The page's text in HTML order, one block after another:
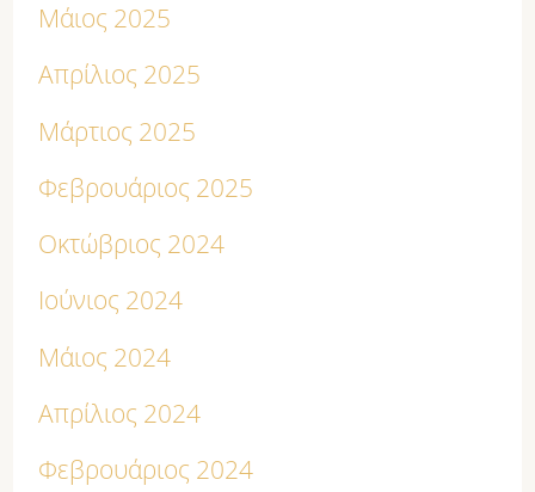
Μάιος 2025
Απρίλιος 2025
Μάρτιος 2025
Φεβρουάριος 2025
Οκτώβριος 2024
Ιούνιος 2024
Μάιος 2024
Απρίλιος 2024
Φεβρουάριος 2024